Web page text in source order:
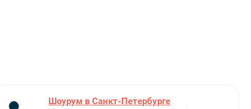
Шоурум в Санкт-Петербурге